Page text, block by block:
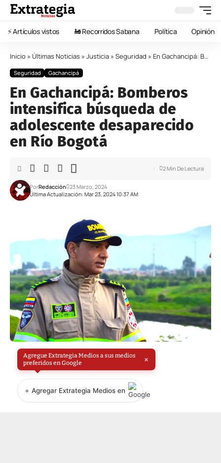
⚡️ Artículos vistos 🚂 Recorridos Sabana Política Opinión
Inicio » Últimas Noticias » Justicia » Seguridad » En Gachancipá: Bomberos intensifica búsqueda de adolescente desaparecido en Río Bogotá
Seguridad Gachancipá
En Gachancipá: Bomberos
intensifica búsqueda de
adolescente desaparecido
en Río Bogotá
Última Actualización: Mar 23, 2024 10:37 AM
PorRedacción 23 Marzo, 2024
2 Min De Lectura
Agregue Extrategia Medios a sus medios
preferidos en Google
×
+ Agregar Extrategia Medios en